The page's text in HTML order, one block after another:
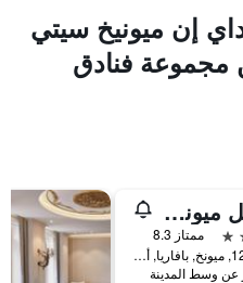
إن ميونيخ سيتي
مجموعة فنادق
سوفيتيل ميونيخ بايربوست
ممتاز 8.3
طريق باير 12, ميونخ, بافاريا, ألمانيا